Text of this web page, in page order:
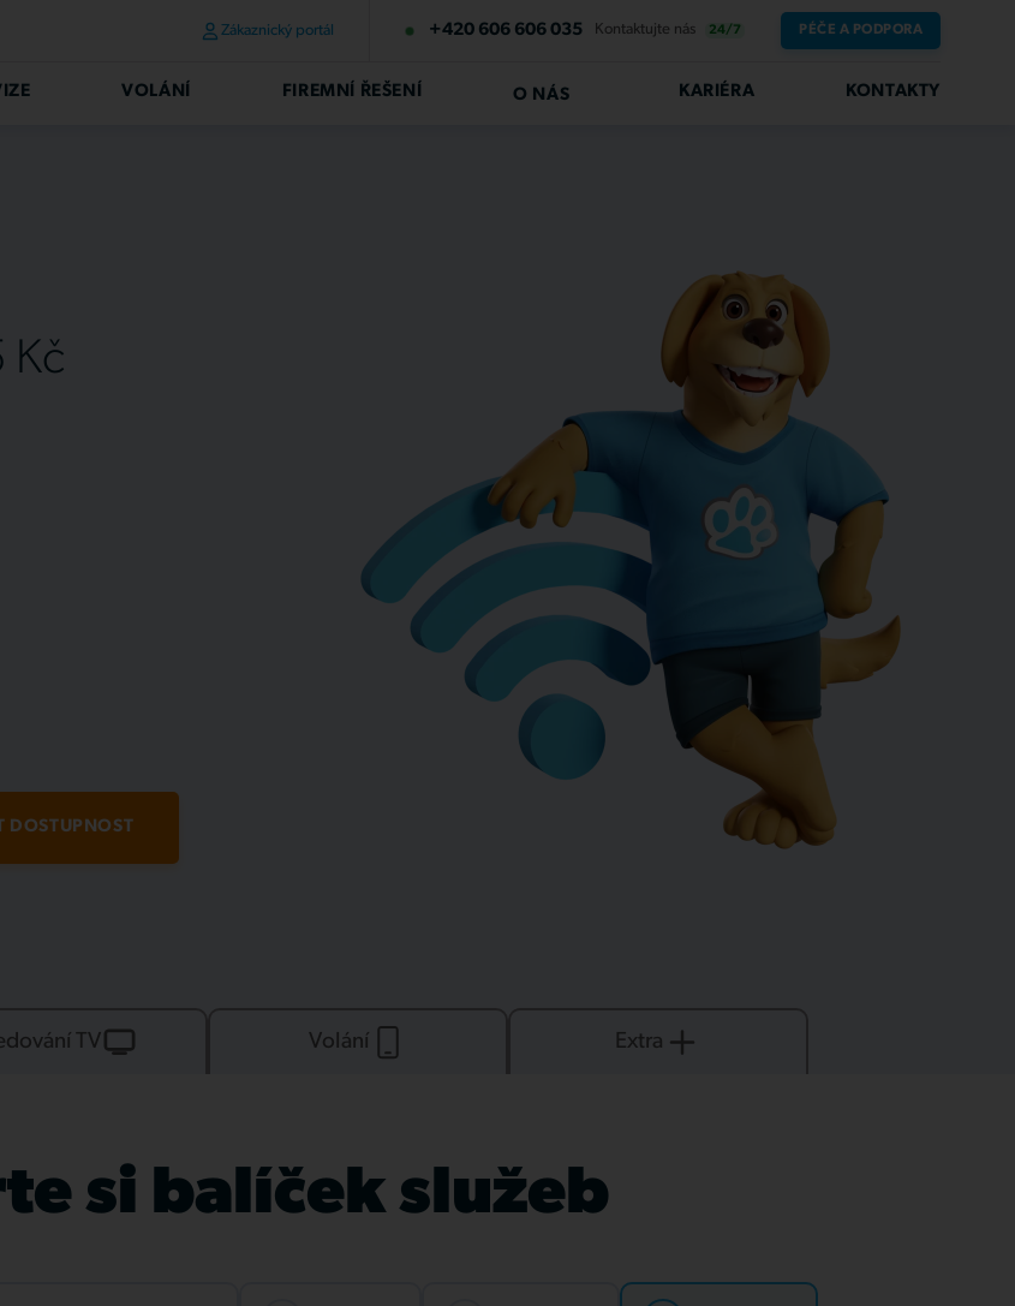
Zákaznický portál +420 606 606 035 Kontaktujte nás 24/7 PÉČE A PODPORA
VOLÁNÍ FIREMNÍ ŘEŠENÍ O NÁS KARIÉRA KONTAKTY
Kč
DOSTUPNOST
TV Volání Extra
si balíček služeb